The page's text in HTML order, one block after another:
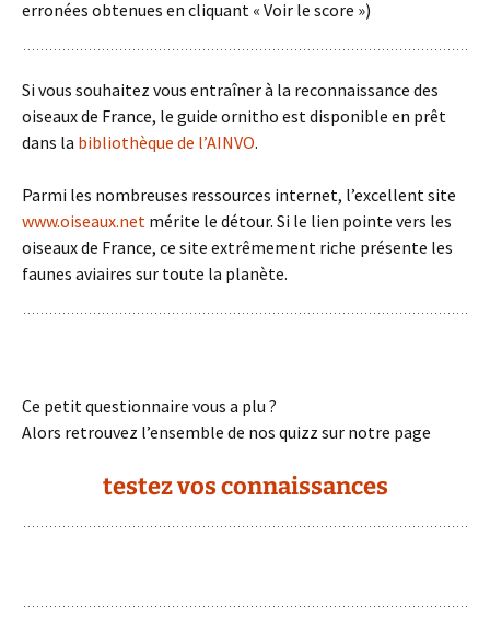
erronées obtenues en cliquant « Voir le score »)
Si vous souhaitez vous entraîner à la reconnaissance des
oiseaux de France, le guide ornitho est disponible en prêt
dans la bibliothèque de l’AINVO.
Parmi les nombreuses ressources internet, l’excellent site
www.oiseaux.net mérite le détour. Si le lien pointe vers les
oiseaux de France, ce site extrêmement riche présente les
faunes aviaires sur toute la planète.
Ce petit questionnaire vous a plu ?
Alors retrouvez l’ensemble de nos quizz sur notre page
testez vos connaissances